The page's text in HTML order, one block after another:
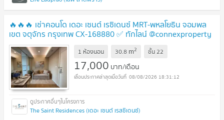
🔥🔥🔥 เช่าคอนโด เดอะ เซนต์ เรซิเดนซ์ MRT-พหลโยธิน จอมพล
เขต จตุจักร กรุงเทพ CX-168880 ✅ ทักไลน์ @connexproperty
ตอบทันที ทีมงานมืออาชีพ ✅ 🔥🔥🔥
1 ห้องนอน 30.8 m2 ชั้น22
17,000 บาท/เดือน
08/08/2026 18:31:12
The Saint Residences (เดอะ เซนต์ เรสซิเดนซ์)